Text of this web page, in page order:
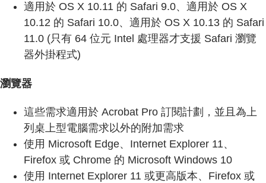
適用於 OS X 10.11 的 Safari 9.0、適用於 OS X
10.12 的 Safari 10.0、適用於 OS X 10.13 的 Safari
11.0 (只有 64 位元 Intel 處理器才支援 Safari 瀏覽
器外掛程式)
瀏覽器
這些需求適用於 Acrobat Pro 訂閱計劃，並且為上
列桌上型電腦需求以外的附加需求
使用 Microsoft Edge、Internet Explorer 11、
Firefox 或 Chrome 的 Microsoft Windows 10
使用 Internet Explorer 11 或更高版本、Firefox 或